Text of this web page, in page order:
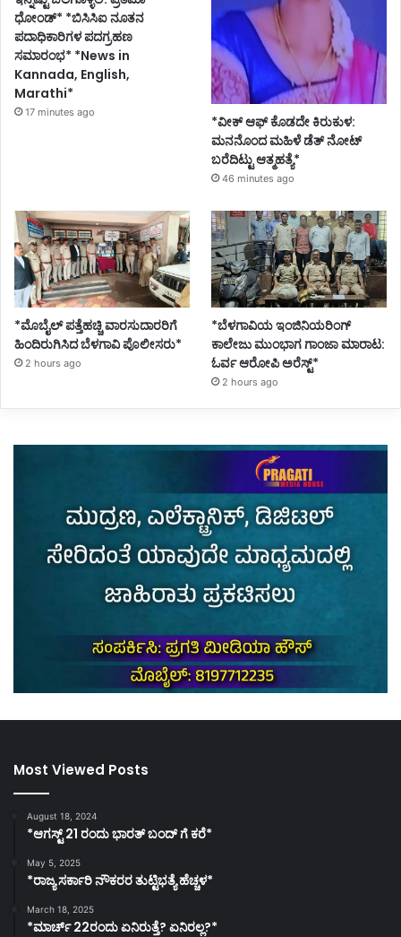
ಧೋಂಡ್* *ಬಿಸಿಸಿಐ ನೂತನ
ಪದಾಧಿಕಾರಿಗಳ ಪದಗ್ರಹಣ
ಸಮಾರಂಭ* *News in
Kannada, English,
Marathi*
17 minutes ago
*ವೀಕ್ ಆಫ್ ಕೊಡದೇ ಕಿರುಕುಳ:
ಮನನೊಂದ ಮಹಿಳೆ ಡೆತ್ ನೋಟ್
ಬರೆದಿಟ್ಟು ಆತ್ಮಹತ್ಯೆ*
46 minutes ago
*ಮೊಬೈಲ್ ಪತ್ತೆಹಚ್ಚಿ ವಾರಸುದಾರರಿಗೆ
ಹಿಂದಿರುಗಿಸಿದ ಬೆಳಗಾವಿ ಪೊಲೀಸರು*
2 hours ago
*ಬೆಳಗಾವಿಯ ಇಂಜಿನಿಯರಿಂಗ್‌
ಕಾಲೇಜು ಮುಂಭಾಗ ಗಾಂಜಾ ಮಾರಾಟ:
ಓರ್ವ ಆರೋಪಿ ಅರೆಸ್ಟ್*
2 hours ago
Most Viewed Posts
August 18, 2024
*ಆಗಸ್ಟ್ 21 ರಂದು ಭಾರತ್‌ ಬಂದ್‌ ಗೆ ಕರೆ*
May 5, 2025
*ರಾಜ್ಯ ಸರ್ಕಾರಿ ನೌಕರರ ತುಟ್ಟಿಭತ್ಯೆ ಹೆಚ್ಚಳ*
March 18, 2025
*ಮಾರ್ಚ್ 22ರಂದು ಏನಿರುತ್ತೆ? ಏನಿರಲ್ಲ?*